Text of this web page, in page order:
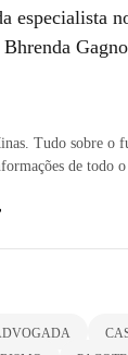
especialista
Tudo sobre o
de todo